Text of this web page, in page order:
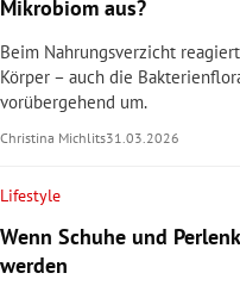
Mikrobiom aus?
Beim Nahrungsverzicht
Körper – auch die
vorübergehend um.
Christina Michlits31.03.2026
Lifestyle
Wenn Schuhe und
werden